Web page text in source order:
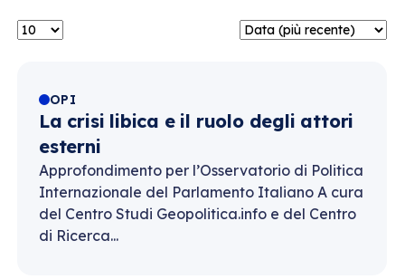
OPI
La crisi libica e il ruolo degli attori
esterni
Approfondimento per l’Osservatorio di Politica
Internazionale del Parlamento Italiano A cura
del Centro Studi Geopolitica.info e del Centro
di Ricerca...